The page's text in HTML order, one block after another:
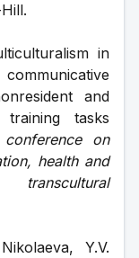
in
and
tasks
on
health and
Y.V.